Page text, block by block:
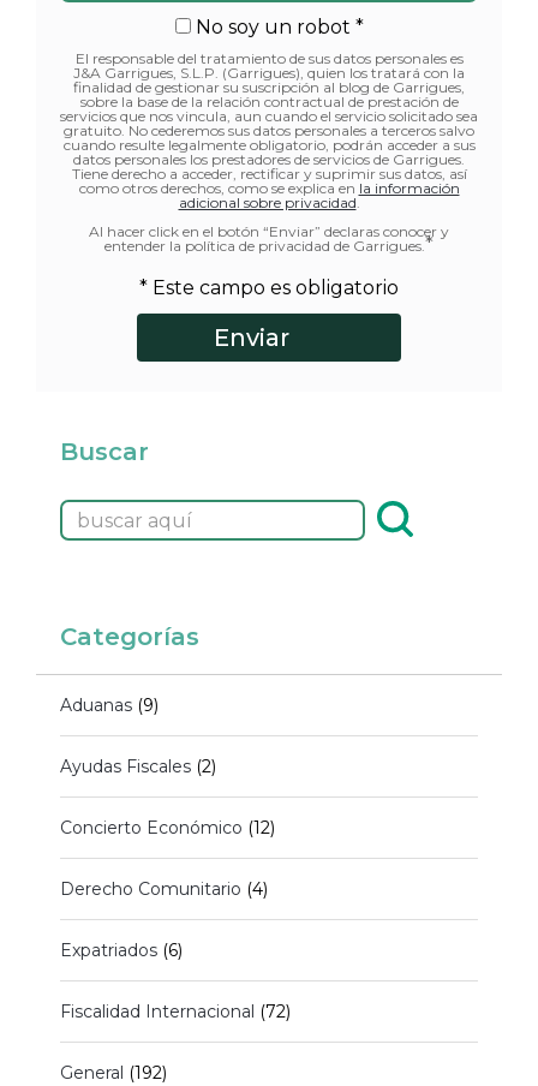
No soy un robot *
El responsable del tratamiento de sus datos personales es
J&A Garrigues, S.L.P. (Garrigues), quien los tratará con la
finalidad de gestionar su suscripción al blog de Garrigues,
sobre la base de la relación contractual de prestación de
servicios que nos vincula, aun cuando el servicio solicitado sea
gratuito. No cederemos sus datos personales a terceros salvo
cuando resulte legalmente obligatorio, podrán acceder a sus
datos personales los prestadores de servicios de Garrigues.
Tiene derecho a acceder, rectificar y suprimir sus datos, así
como otros derechos, como se explica en la información
adicional sobre privacidad.
Al hacer click en el botón “Enviar” declaras conocer y
entender la política de privacidad de Garrigues.*
* Este campo es obligatorio
Buscar
Categorías
Aduanas (9)
Ayudas Fiscales (2)
Concierto Económico (12)
Derecho Comunitario (4)
Expatriados (6)
Fiscalidad Internacional (72)
General (192)